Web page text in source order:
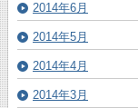
2014年6月
2014年5月
2014年4月
2014年3月